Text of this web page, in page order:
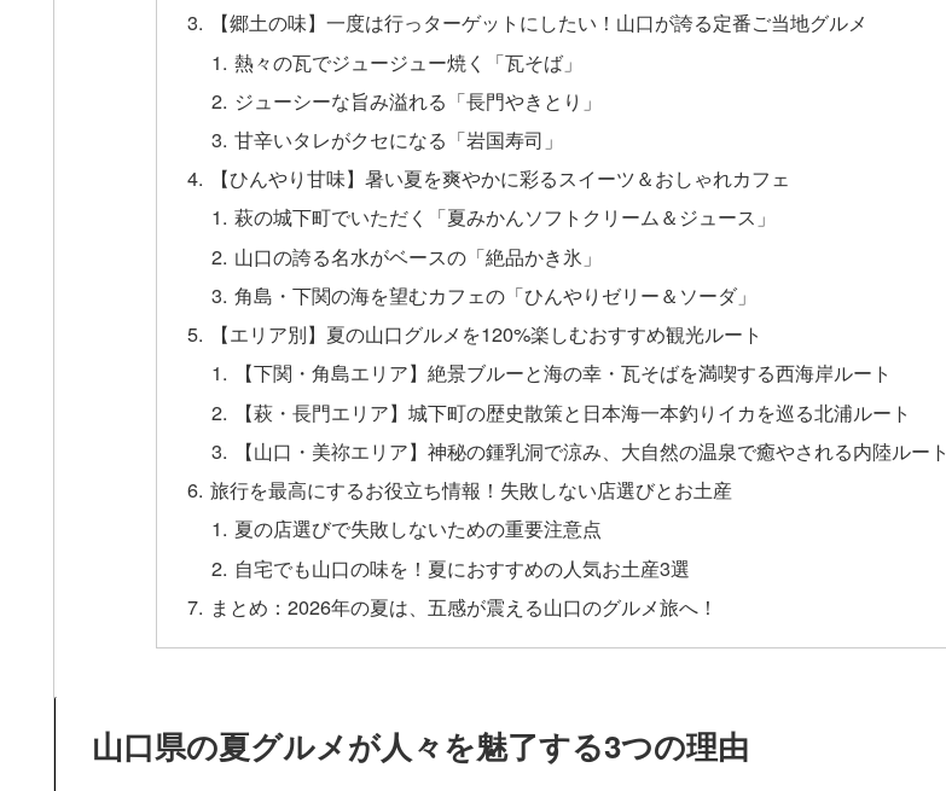
【郷土の味】一度は行っターゲットにしたい！山口が誇る定番ご当地グルメ
熱々の瓦でジュージュー焼く「瓦そば」
ジューシーな旨み溢れる「長門やきとり」
甘辛いタレがクセになる「岩国寿司」
【ひんやり甘味】暑い夏を爽やかに彩るスイーツ＆おしゃれカフェ
萩の城下町でいただく「夏みかんソフトクリーム＆ジュース」
山口の誇る名水がベースの「絶品かき氷」
角島・下関の海を望むカフェの「ひんやりゼリー＆ソーダ」
【エリア別】夏の山口グルメを120%楽しむおすすめ観光ルート
【下関・角島エリア】絶景ブルーと海の幸・瓦そばを満喫する西海岸ルート
【萩・長門エリア】城下町の歴史散策と日本海一本釣りイカを巡る北浦ルート
【山口・美祢エリア】神秘の鍾乳洞で涼み、大自然の温泉で癒やされる内陸ルート
旅行を最高にするお役立ち情報！失敗しない店選びとお土産
夏の店選びで失敗しないための重要注意点
自宅でも山口の味を！夏におすすめの人気お土産3選
まとめ：2026年の夏は、五感が震える山口のグルメ旅へ！
山口県の夏グルメが人々を魅了する3つの理由